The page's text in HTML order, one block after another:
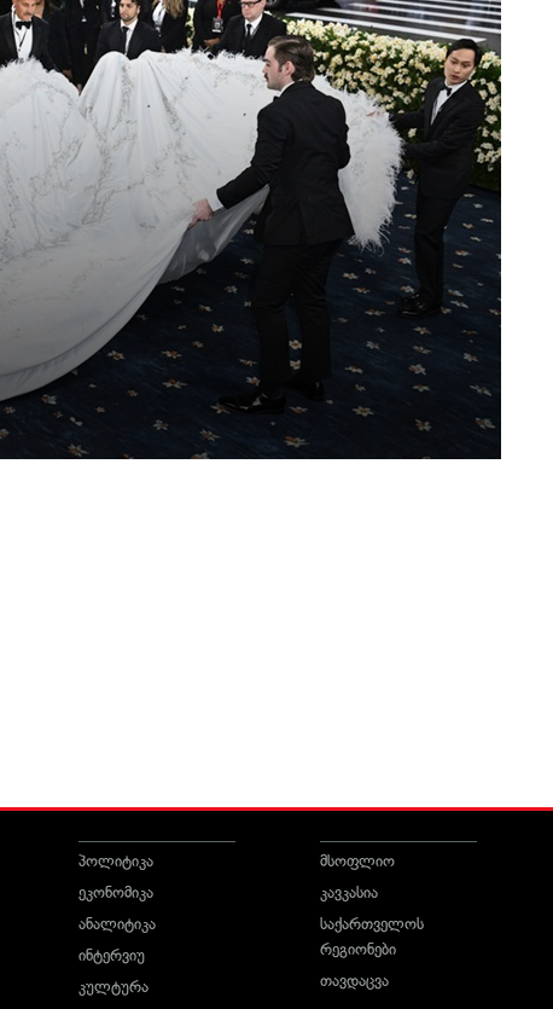
პოლიტიკა
ეკონომიკა
ანალიტიკა
ინტერვიუ
კულტურა
მსოფლიო
კავკასია
საქართველოს
რეგიონები
თავდაცვა